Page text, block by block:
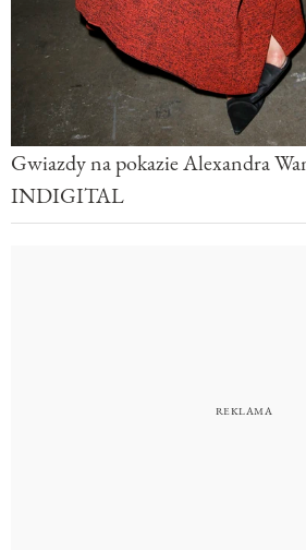
Gwiazdy na pokazie Alexandra
INDIGITAL